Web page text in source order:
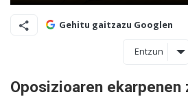
Gehitu gaitzazu Googlen
Entzun
Oposizioaren ekarpenen